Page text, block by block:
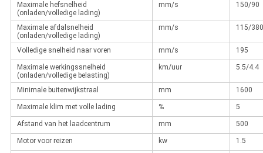
Maximale hefsnelheid
(onladen/volledige lading)
mm/s 150/90
Maximale afdalsnelheid
(onladen/volledige lading)
mm/s 115/380
Volledige snelheid naar voren mm/s 195
Maximale werkingssnelheid
(onladen/volledige belasting)
km/uur 5.5/4.4
Minimale buitenwijkstraal mm 1600
Maximale klim met volle lading % 5
Afstand van het laadcentrum mm 500
Motor voor reizen kw 1.5